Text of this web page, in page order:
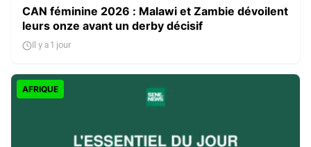
CAN féminine 2026 : Malawi et Zambie dévoilent
leurs onze avant un derby décisif
Il y a 1 jour
AFRIQUE